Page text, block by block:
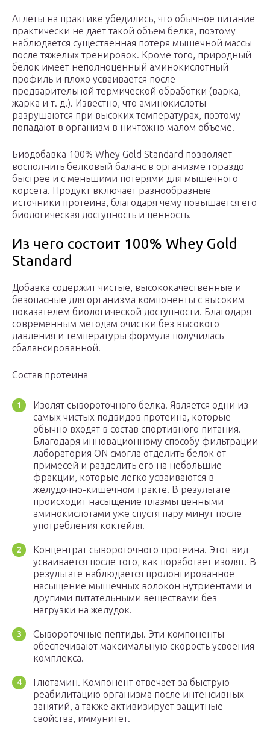
Атлеты на практике убедились, что обычное питание
практически не дает такой объем белка, поэтому
наблюдается существенная потеря мышечной массы
после тяжелых тренировок. Кроме того, природный
белок имеет неполноценный аминокислотный
профиль и плохо усваивается после
предварительной термической обработки (варка,
жарка и т. д.). Известно, что аминокислоты
разрушаются при высоких температурах, поэтому
попадают в организм в ничтожно малом объеме.
Биодобавка 100% Whey Gold Standard позволяет
восполнить белковый баланс в организме гораздо
быстрее и с меньшими потерями для мышечного
корсета. Продукт включает разнообразные
источники протеина, благодаря чему повышается его
биологическая доступность и ценность.
Из чего состоит 100% Whey Gold
Standard
Добавка содержит чистые, высококачественные и
безопасные для организма компоненты с высоким
показателем биологической доступности. Благодаря
современным методам очистки без высокого
давления и температуры формула получилась
сбалансированной.
Состав протеина
Изолят сывороточного белка. Является одни из
самых чистых подвидов протеина, которые
обычно входят в состав спортивного питания.
Благодаря инновационному способу фильтрации
лаборатория ON смогла отделить белок от
примесей и разделить его на небольшие
фракции, которые легко усваиваются в
желудочно-кишечном тракте. В результате
происходит насыщение плазмы ценными
аминокислотами уже спустя пару минут после
употребления коктейля.
Концентрат сывороточного протеина. Этот вид
усваивается после того, как поработает изолят. В
результате наблюдается пролонгированное
насыщение мышечных волокон нутриентами и
другими питательными веществами без
нагрузки на желудок.
Сывороточные пептиды. Эти компоненты
обеспечивают максимальную скорость усвоения
комплекса.
Глютамин. Компонент отвечает за быструю
реабилитацию организма после интенсивных
занятий, а также активизирует защитные
свойства, иммунитет.